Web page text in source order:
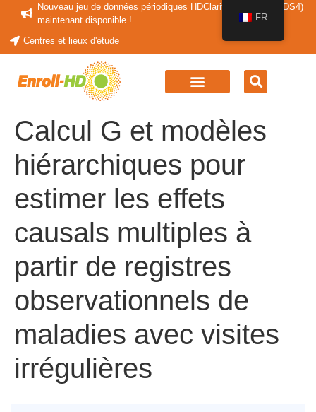
Nouveau jeu de données périodiques HDClarity (HDClarity-PDS4)
maintenant disponible !
Centres et lieux d'étude
Calcul G et modèles
hiérarchiques pour
estimer les effets
causals multiples à
partir de registres
observationnels de
maladies avec visites
irrégulières
FR